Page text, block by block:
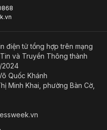
điện tử tổng hợp trên mạng
và Truyền Thông thành
2024
Quốc Khánh
Minh Khai, phường Bàn Cờ,